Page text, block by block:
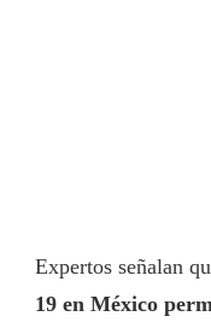
Expertos señalan
19 en México